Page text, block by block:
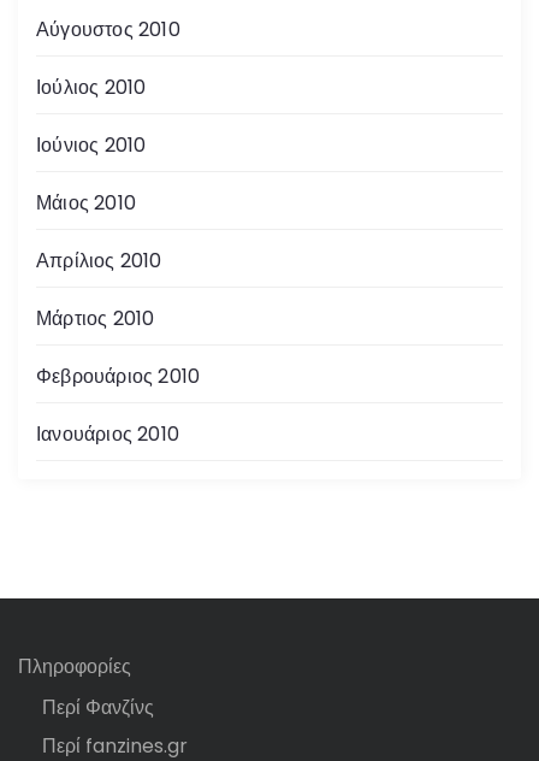
Αύγουστος 2010
Ιούλιος 2010
Ιούνιος 2010
Μάιος 2010
Απρίλιος 2010
Μάρτιος 2010
Φεβρουάριος 2010
Ιανουάριος 2010
Πληροφορίες
Περί Φανζίνς
Περί fanzines.gr